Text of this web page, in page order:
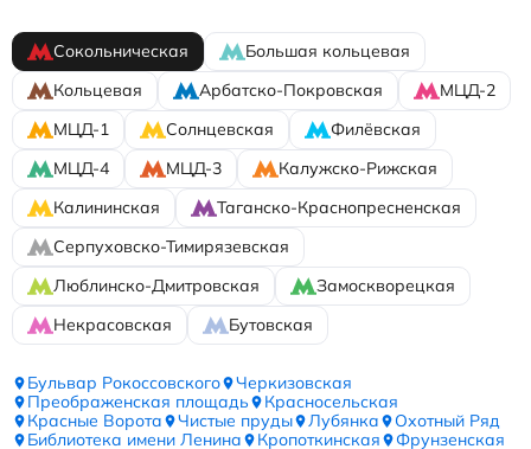
Сокольническая
Большая кольцевая
Кольцевая
Арбатско-Покровская
МЦД-2
МЦД-1
Солнцевская
Филёвская
МЦД-4
МЦД-3
Калужско-Рижская
Калининская
Таганско-Краснопресненская
Серпуховско-Тимирязевская
Люблинско-Дмитровская
Замоскворецкая
Некрасовская
Бутовская
Бульвар Рокоссовского
Черкизовская
Преображенская площадь
Красносельская
Красные Ворота
Чистые пруды Лубянка
Охотный Ряд
Библиотека имени Ленина
Кропоткинская
Фрунзенская